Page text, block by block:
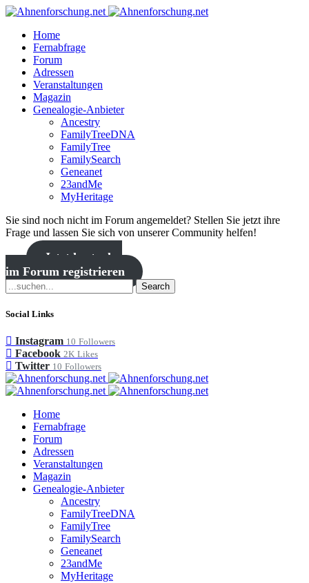
Home
Fernabfrage
Forum
Adressen
Veranstaltungen
Magazin
Genealogie-Anbieter
Ancestry
FamilyTreeDNA
FamilyTree
FamilySearch
Geneanet
23andMe
MyHeritage
Sie sind noch nicht im Forum angemeldet? Stellen Sie jetzt ihre
Frage und lassen Sie sich von unserer Community helfen!
Jetzt kostenlos
im Forum registrieren
Search
Social Links
Instagram 10 Followers
Facebook 2K Likes
Twitter 10 Followers
Home
Fernabfrage
Forum
Adressen
Veranstaltungen
Magazin
Genealogie-Anbieter
Ancestry
FamilyTreeDNA
FamilyTree
FamilySearch
Geneanet
23andMe
MyHeritage